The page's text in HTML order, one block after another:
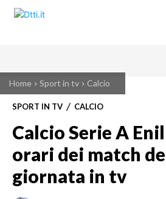
Home Sport in tv Calcio
SPORT IN TV CALCIO
Calcio Serie A
orari dei match
giornata in tv